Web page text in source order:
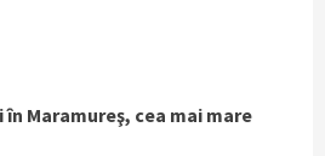
Maramureş, cea mai mare